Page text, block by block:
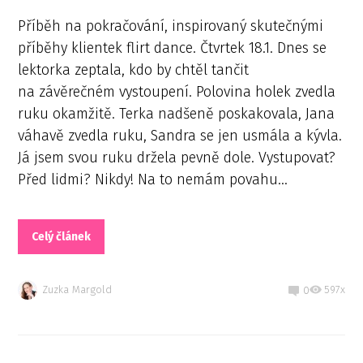
Příběh na pokračování, inspirovaný skutečnými
příběhy klientek flirt dance. Čtvrtek 18.1. Dnes se
lektorka zeptala, kdo by chtěl tančit
na závěrečném vystoupení. Polovina holek zvedla
ruku okamžitě. Terka nadšeně poskakovala, Jana
váhavě zvedla ruku, Sandra se jen usmála a kývla.
Já jsem svou ruku držela pevně dole. Vystupovat?
Před lidmi? Nikdy! Na to nemám povahu...
Celý článek
Zuzka Margold 0 597x